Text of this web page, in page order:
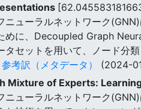
ニューラルネットワーク
めに、Decoupled Graph
タセットを用いて、ノード分
参考訳（メタデータ）
(2024-
Mixture of Experts:
ニューラルネットワーク